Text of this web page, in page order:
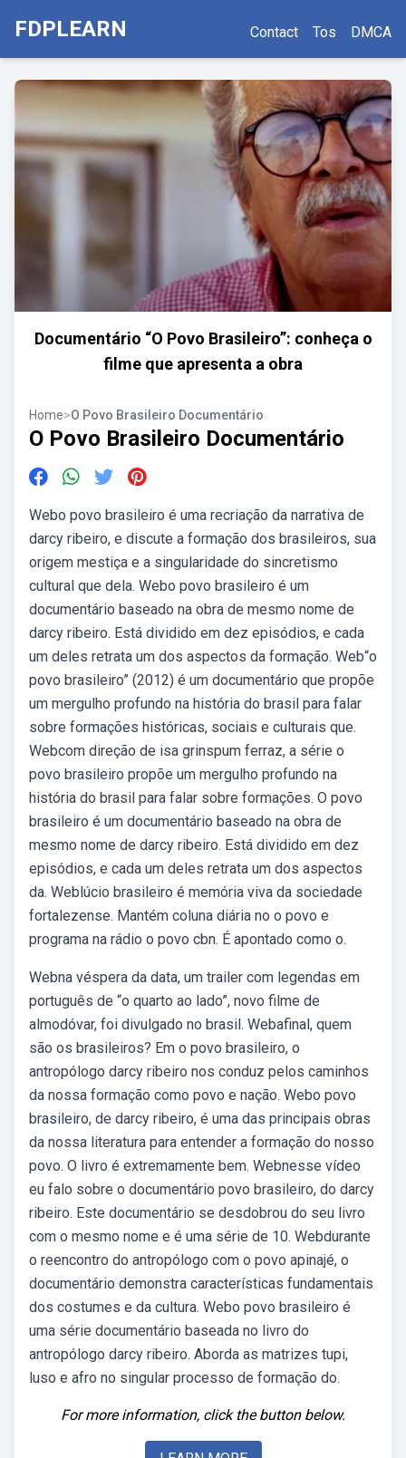
FDPLEARN Contact Tos DMCA
Documentário “O Povo Brasileiro”: conheça o
filme que apresenta a obra
Home>O Povo Brasileiro Documentário
O Povo Brasileiro Documentário
Webo povo brasileiro é uma recriação da narrativa de
darcy ribeiro, e discute a formação dos brasileiros, sua
origem mestiça e a singularidade do sincretismo
cultural que dela. Webo povo brasileiro é um
documentário baseado na obra de mesmo nome de
darcy ribeiro. Está dividido em dez episódios, e cada
um deles retrata um dos aspectos da formação. Web“o
povo brasileiro” (2012) é um documentário que propõe
um mergulho profundo na história do brasil para falar
sobre formações históricas, sociais e culturais que.
Webcom direção de isa grinspum ferraz, a série o
povo brasileiro propõe um mergulho profundo na
história do brasil para falar sobre formações. O povo
brasileiro é um documentário baseado na obra de
mesmo nome de darcy ribeiro. Está dividido em dez
episódios, e cada um deles retrata um dos aspectos
da. Weblúcio brasileiro é memória viva da sociedade
fortalezense. Mantém coluna diária no o povo e
programa na rádio o povo cbn. É apontado como o.
Webna véspera da data, um trailer com legendas em
português de “o quarto ao lado”, novo filme de
almodóvar, foi divulgado no brasil. Webafinal, quem
são os brasileiros? Em o povo brasileiro, o
antropólogo darcy ribeiro nos conduz pelos caminhos
da nossa formação como povo e nação. Webo povo
brasileiro, de darcy ribeiro, é uma das principais obras
da nossa literatura para entender a formação do nosso
povo. O livro é extremamente bem. Webnesse vídeo
eu falo sobre o documentário povo brasileiro, do darcy
ribeiro. Este documentário se desdobrou do seu livro
com o mesmo nome e é uma série de 10. Webdurante
o reencontro do antropólogo com o povo apinajé, o
documentário demonstra características fundamentais
dos costumes e da cultura. Webo povo brasileiro é
uma série documentário baseada no livro do
antropólogo darcy ribeiro. Aborda as matrizes tupi,
luso e afro no singular processo de formação do.
For more information, click the button below.